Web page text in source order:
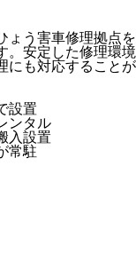
ょう害車修理拠点を
。安定した修理環境
にも対応することが
設置
ンタル
入設置
常駐